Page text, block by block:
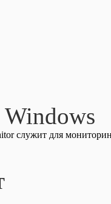
служит для